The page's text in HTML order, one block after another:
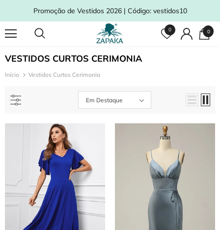
Promoção de Vestidos 2026 | Código: vestidos10
0 0
VESTIDOS CURTOS CERIMONIA
Início Vestidos Curtos Cerimonia
Em Destaque